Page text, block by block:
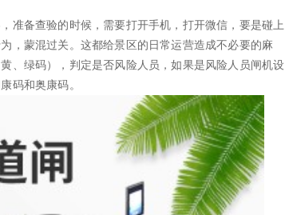
准备查验的时候，需要打开手机，打开微信，要是碰上
，蒙混过关。这都给景区的日常运营造成不必要的麻
、绿码），判定是否风险人员，如果是风险人员闸机设
码和奥康码。